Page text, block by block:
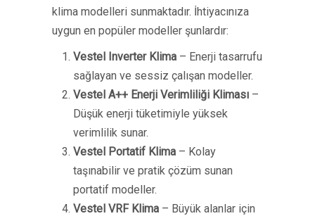
klima modelleri sunmaktadır. İhtiyacınıza
uygun en popüler modeller şunlardır:
Vestel Inverter Klima – Enerji tasarrufu
sağlayan ve sessiz çalışan modeller.
Vestel A++ Enerji Verimliliği Kliması –
Düşük enerji tüketimiyle yüksek
verimlilik sunar.
Vestel Portatif Klima – Kolay
taşınabilir ve pratik çözüm sunan
portatif modeller.
Vestel VRF Klima – Büyük alanlar için